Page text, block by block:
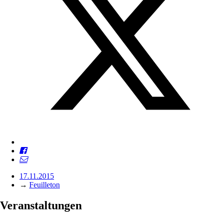
17.11.2015
→ Feuilleton
Veranstaltungen